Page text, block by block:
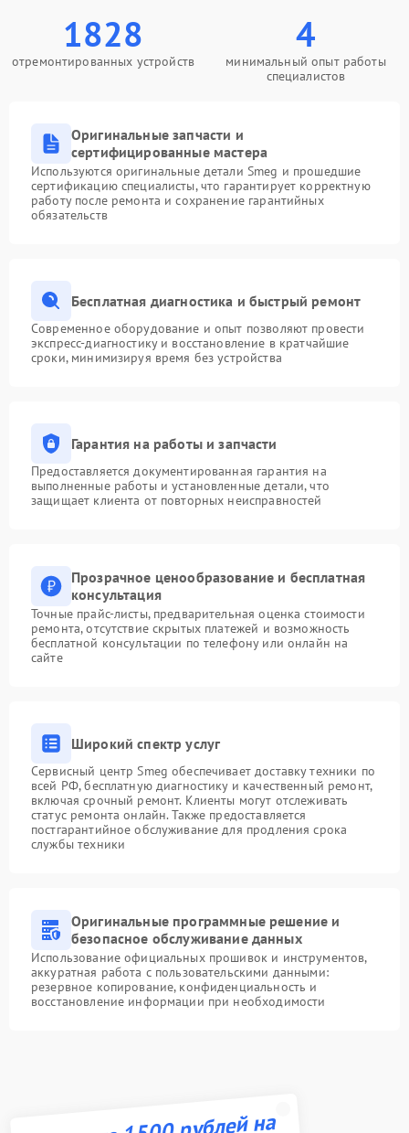
1828
отремонтированных устройств
4
минимальный опыт работы
специалистов
Оригинальные запчасти и
сертифицированные мастера
Используются оригинальные детали Smeg и прошедшие
сертификацию специалисты, что гарантирует корректную
работу после ремонта и сохранение гарантийных
обязательств
Бесплатная диагностика и быстрый ремонт
Современное оборудование и опыт позволяют провести
экспресс-диагностику и восстановление в кратчайшие
сроки, минимизируя время без устройства
Гарантия на работы и запчасти
Предоставляется документированная гарантия на
выполненные работы и установленные детали, что
защищает клиента от повторных неисправностей
Прозрачное ценообразование и бесплатная
консультация
Точные прайс-листы, предварительная оценка стоимости
ремонта, отсутствие скрытых платежей и возможность
бесплатной консультации по телефону или онлайн на
сайте
Широкий спектр услуг
Сервисный центр Smeg обеспечивает доставку техники по
всей РФ, бесплатную диагностику и качественный ремонт,
включая срочный ремонт. Клиенты могут отслеживать
статус ремонта онлайн. Также предоставляется
постгарантийное обслуживание для продления срока
службы техники
Оригинальные программные решение и
безопасное обслуживание данных
Использование официальных прошивок и инструментов,
аккуратная работа с пользовательскими данными:
резервное копирование, конфиденциальность и
восстановление информации при необходимости